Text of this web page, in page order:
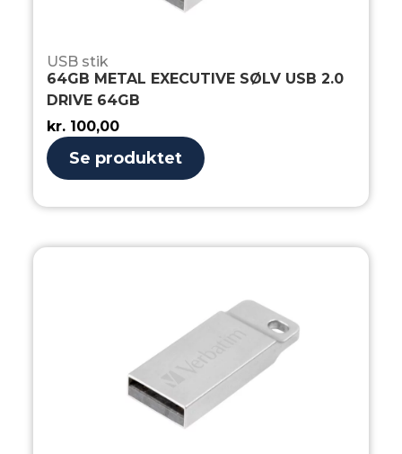
USB stik
64GB METAL EXECUTIVE SØLV USB 2.0
DRIVE 64GB
kr. 100,00
Se produktet